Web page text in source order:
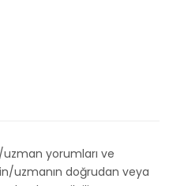
yorumları ve
uzmanın doğrudan veya